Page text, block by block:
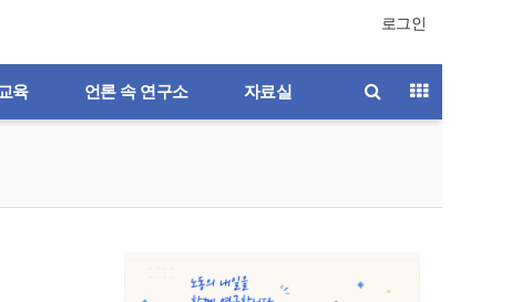
로그인
육 언론 속 연구소 자료실